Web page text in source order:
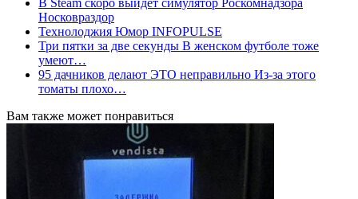
В Steam скоро выйдет симулятор Роскомнадзора
Носковраздор
Технолоджия Юмор INFOPULSE
Три пятки за две секунды В женском футболе тоже
умеют…
95 дачников делают ЭТО неправильно Из-за этого
томаты плохо…
Вам также может понравиться